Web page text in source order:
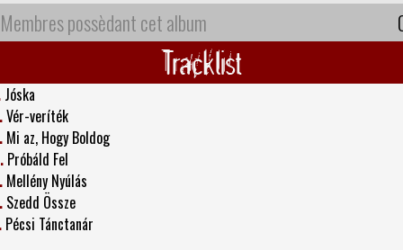
Membres possèdant cet album
Tracklist
Jóska
Vér-veríték
Mi az, Hogy Boldog
Próbáld Fel
Mellény Nyúlás
Szedd Össze
Pécsi Tánctanár